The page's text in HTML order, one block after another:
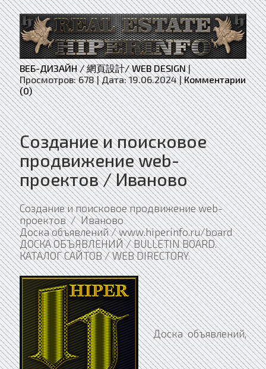
ВЕБ-ДИЗАЙН / 網頁設計/ WEB DESIGN|
Просмотров: 678|Дата: 19.06.2024 |Комментарии
(0)
Создание и поисковое
продвижение web-
проектов / Иваново
Создание и поисковое продвижение web-
проектов / Иваново
Доска объявлений / www.hiperinfo.ru/board
ДОСКА ОБЪЯВЛЕНИЙ / BULLETIN BOARD.
КАТАЛОГ САЙТОВ / WEB DIRECTORY.
Доска объявлений,